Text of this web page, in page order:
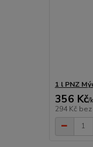
1 l PNZ
356 Kč/
294 Kč bez